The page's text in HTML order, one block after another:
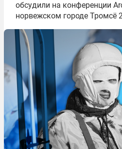
обсудили на конференции
норвежском городе Тромсё